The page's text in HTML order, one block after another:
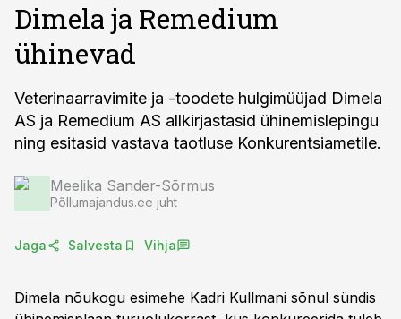
Dimela ja Remedium
ühinevad
Veterinaarravimite ja -toodete hulgimüüjad Dimela
AS ja Remedium AS allkirjastasid ühinemislepingu
ning esitasid vastava taotluse Konkurentsiametile.
Meelika Sander-Sõrmus
Põllumajandus.ee juht
Jaga Salvesta Vihja
Dimela nõukogu esimehe Kadri Kullmani sõnul sündis